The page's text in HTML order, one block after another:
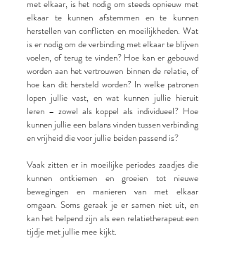
met elkaar, is het nodig om steeds opnieuw met
elkaar te kunnen afstemmen en te kunnen
herstellen van conflicten en moeilijkheden. Wat
is er nodig om de verbinding met elkaar te blijven
voelen, of terug te vinden? Hoe kan er gebouwd
worden aan het vertrouwen binnen de relatie, of
hoe kan dit hersteld worden? In welke patronen
lopen jullie vast, en wat kunnen jullie hieruit
leren – zowel als koppel als individueel? Hoe
kunnen jullie een balans vinden tussen verbinding
en vrijheid die voor jullie beiden passend is?
Vaak zitten er in moeilijke periodes zaadjes die
kunnen ontkiemen en groeien tot nieuwe
bewegingen en manieren van met elkaar
omgaan. Soms geraak je er samen niet uit, en
kan het helpend zijn als een relatietherapeut een
tijdje met jullie mee kijkt.